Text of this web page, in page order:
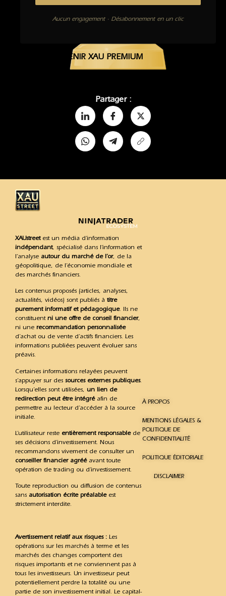
Aucun engagement · Désabonnement en un clic
DEVENIR XAU PREMIUM
Partager :
XAUstreetest un média d’information
indépendant, spécialisé dans l’information et
l’analyse autour du marché de l’or, de la
géopolitique, de l’économie mondiale et
des marchés financiers.
Les contenus proposés (articles, analyses,
actualités, vidéos) sont publiés à titre
purement informatif et pédagogique. Ils ne
constituent ni une offre de conseil financier,
ni une recommandation personnalisée
d’achat ou de vente d’actifs financiers. Les
informations publiées peuvent évoluer sans
préavis.
Certaines informations relayées peuvent
s’appuyer sur des sources externes publiques.
Lorsqu’elles sont utilisées, un lien de
redirection peut être intégréafin de
permettre au lecteur d’accéder à la source
initiale.
L’utilisateur reste entièrement responsablede
ses décisions d’investissement. Nous
recommandons vivement de consulter un
conseiller financier agrééavant toute
opération de trading ou d’investissement.
Toute reproduction ou diffusion de contenus
sans autorisation écrite préalableest
strictement interdite.
Avertissement relatif aux risques : Les
opérations sur les marchés à terme et les
marchés des changes comportent des
risques importants et ne conviennent pas à
tous les investisseurs. Un investisseur peut
potentiellement perdre la totalité ou une
partie de son investissement initial. Le capital-
À PROPOS
MENTIONS LÉGALES &
POLITIQUE DE
CONFIDENTIALITÉ
POLITIQUE ÉDITORIALE
DISCLAIMER